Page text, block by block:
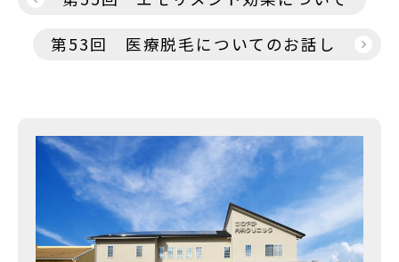
ー
ン
第53回 医療脱毛についてのお話し